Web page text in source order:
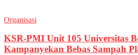
Organisasi
KSR-PMI Unit 105 Universitas
Kampanyekan Bebas Sampah